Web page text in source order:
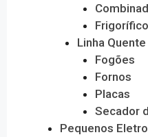
Linha Quente
Fogões
Fornos
Placas
Secador
Pequenos